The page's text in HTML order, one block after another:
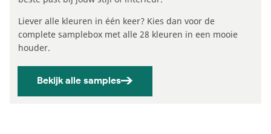
Liever alle kleuren in één keer? Kies dan voor de
complete samplebox met alle 28 kleuren in een mooie
houder.
Bekijk alle samples